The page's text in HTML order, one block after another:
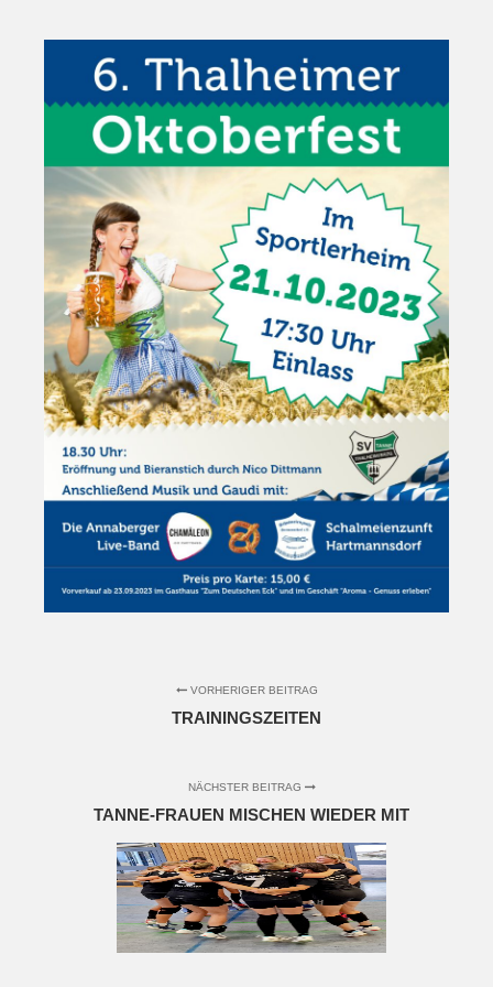
VORHERIGER BEITRAG
TRAININGSZEITEN
NÄCHSTER BEITRAG
TANNE-FRAUEN MISCHEN WIEDER MIT